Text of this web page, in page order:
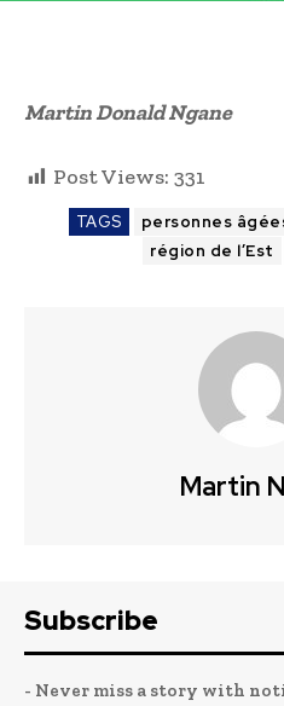
Martin Donald Ngane
Post Views: 331
TAGS personnes
région de l’Est
Martin
Subscribe
- Never miss a story with